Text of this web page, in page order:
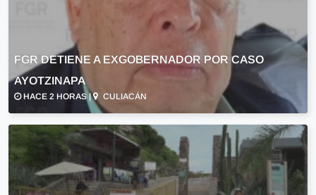
FGR DETIENE A EXGOBERNADOR POR CASO
AYOTZINAPA
HACE 2 HORAS | CULIACÁN